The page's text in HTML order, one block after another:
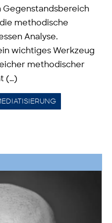
Gegenstandsbereich
methodische
Analyse.
wichtiges Werkzeug
methodischer
(…)